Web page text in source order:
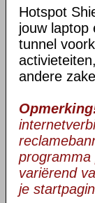
Hotspot
jouw laptop
tunnel
andere
programma
variërend
je